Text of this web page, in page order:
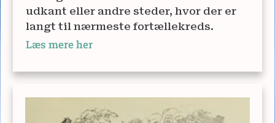
udkant eller andre steder, hvor der er
langt til nærmeste fortællekreds.
Læs mere her